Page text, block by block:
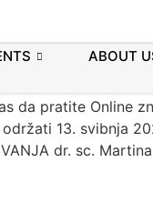
ABOUT
skup
pratite Online
održati 13. svibnja
dr. sc.